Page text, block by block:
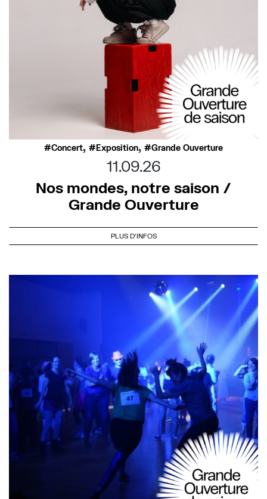
Concert, Exposition, Grande Ouverture
11.09.26
Nos mondes, notre saison /
Grande Ouverture
PLUS D'INFOS